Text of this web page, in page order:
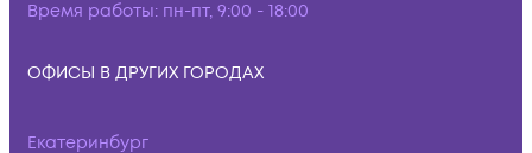
Время работы: пн-пт, 9:00 - 18:00
ОФИСЫ В ДРУГИХ ГОРОДАХ
Екатеринбург